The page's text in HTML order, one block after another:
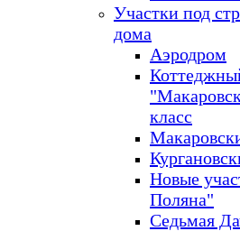
Участки под
дома
Аэродром
класс
Новые
Поляна"
Седьмая